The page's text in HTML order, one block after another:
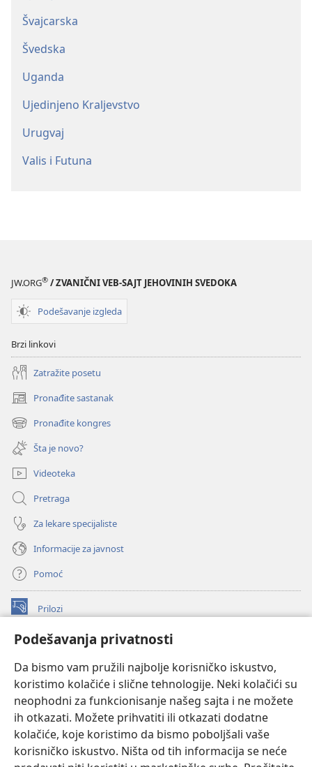
Podešavanja privatnosti
Da bismo vam pružili najbolje korisničko iskustvo,
koristimo kolačiće i slične tehnologije. Neki kolačići su
neophodni za funkcionisanje našeg sajta i ne možete
ih otkazati. Možete prihvatiti ili otkazati dodatne
kolačiće, koje koristimo da bismo poboljšali vaše
korisničko iskustvo. Ništa od tih informacija se neće
Švajcarska
Švedska
Uganda
Ujedinjeno Kraljevstvo
Urugvaj
Valis i Futuna
JW.ORG® / ZVANIČNI VEB-SAJT JEHOVINIH SVEDOKA
Podešavanje izgleda
Brzi linkovi
Zatražite posetu
Pronađite sastanak
(otvara
novi
prozor)
Pronađite kongres
(otvara
novi
prozor)
Šta je novo?
Videoteka
Pretraga
Za lekare specijaliste
Informacije za javnost
Pomoć
Prilozi
(otvara
prozor)ONLAJN BIBLIOTEKA Watchtower
novi
prozor)JW Hub
(otvara
novi
prozor)JW Library ®
Watchtower Library®